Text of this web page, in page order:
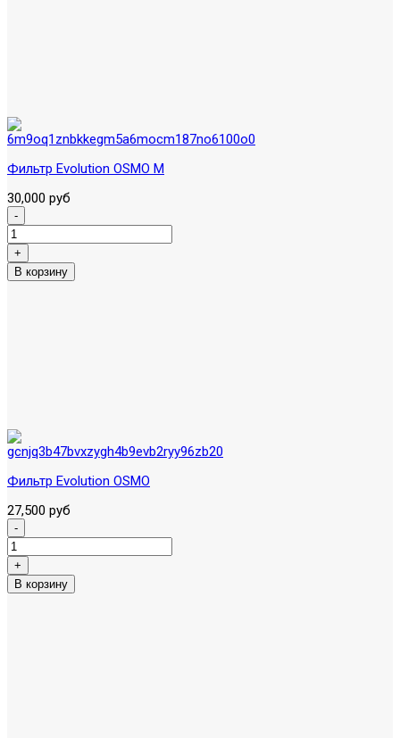
Фильтр Evolution OSMO M
30,000 руб
Фильтр Evolution OSMO
27,500 руб